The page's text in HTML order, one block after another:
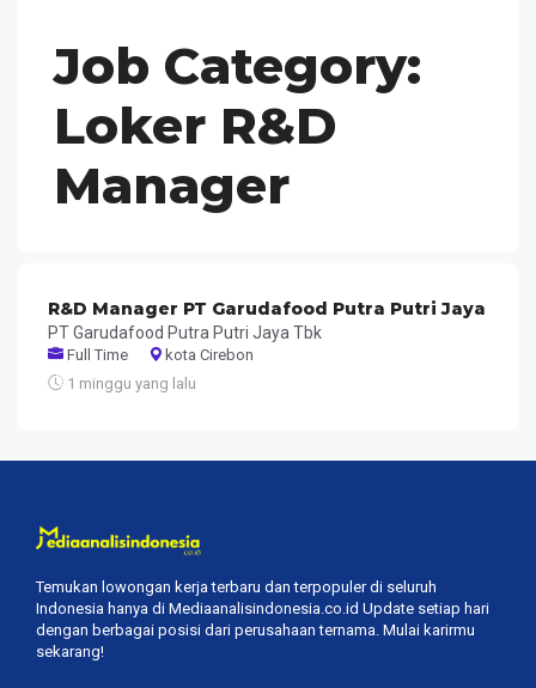
Job Category:
Loker R&D
Manager
R&D Manager PT Garudafood Putra Putri Jaya
PT Garudafood Putra Putri Jaya Tbk
Full Time
kota Cirebon
1 minggu yang lalu
Temukan lowongan kerja terbaru dan terpopuler di seluruh
Indonesia hanya di Mediaanalisindonesia.co.id Update setiap hari
dengan berbagai posisi dari perusahaan ternama. Mulai karirmu
sekarang!